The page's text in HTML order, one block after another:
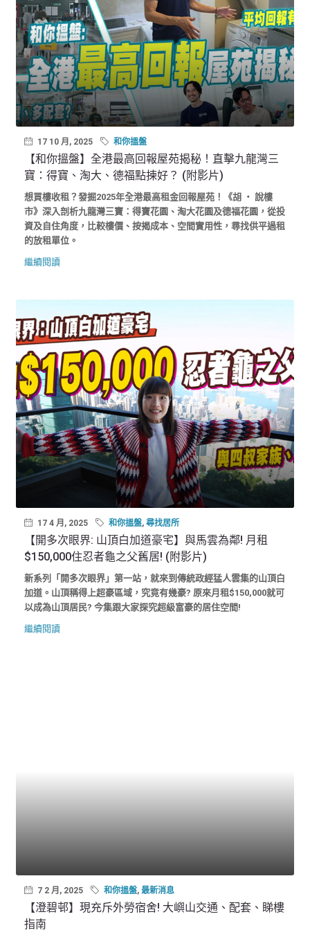
17 10 月, 2025 和你搵盤
【和你搵盤】全港最高回報屋苑揭秘！直擊九龍灣三
寶：得寶、淘大、德福點揀好？ (附影片)
想買樓收租？發掘2025年全港最高租金回報屋苑！《胡 ‧ 說樓
市》深入剖析九龍灣三寶：得寶花園、淘大花園及德福花園，從投
資及自住角度，比較樓價、按揭成本、空間實用性，尋找供平過租
的放租單位。
繼續閱讀
17 4 月, 2025 和你搵盤, 尋找居所
【開多次眼界: 山頂白加道豪宅】與馬雲為鄰! 月租
$150,000住忍者龜之父舊居! (附影片)
新系列「開多次眼界」第一站，就來到傳統政經猛人雲集的山頂白
加道。山頂稱得上超豪區域，究竟有幾豪? 原來月租$150,000就可
以成為山頂居民? 今集跟大家探究超級富豪的居住空間!
繼續閱讀
7 2 月, 2025 和你搵盤, 最新消息
【澄碧邨】現充斥外勞宿舍! 大嶼山交通、配套、睇樓
指南